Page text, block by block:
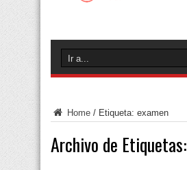
Home / Etiqueta: examen
Archivo de Etiquetas: